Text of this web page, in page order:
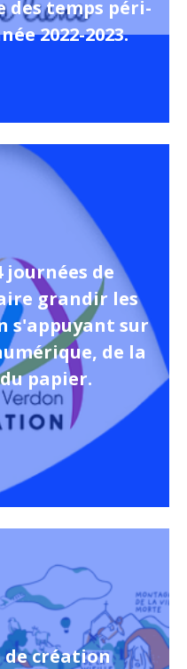
des temps péri-
2022-2023.
de
grandir les
s'appuyant sur
de la
papier.
de création